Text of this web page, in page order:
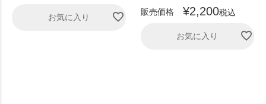
お気に入り
販売価格
¥2,200税込
お気に入り